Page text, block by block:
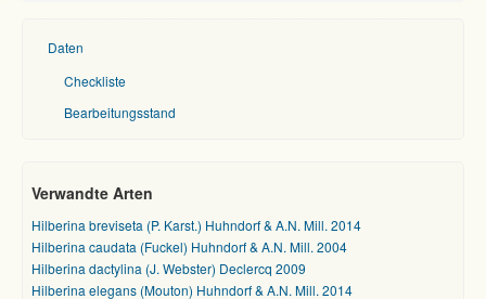
Daten
Checkliste
Bearbeitungsstand
Verwandte Arten
Hilberina breviseta (P. Karst.) Huhndorf & A.N. Mill. 2014
Hilberina caudata (Fuckel) Huhndorf & A.N. Mill. 2004
Hilberina dactylina (J. Webster) Declercq 2009
Hilberina elegans (Mouton) Huhndorf & A.N. Mill. 2014